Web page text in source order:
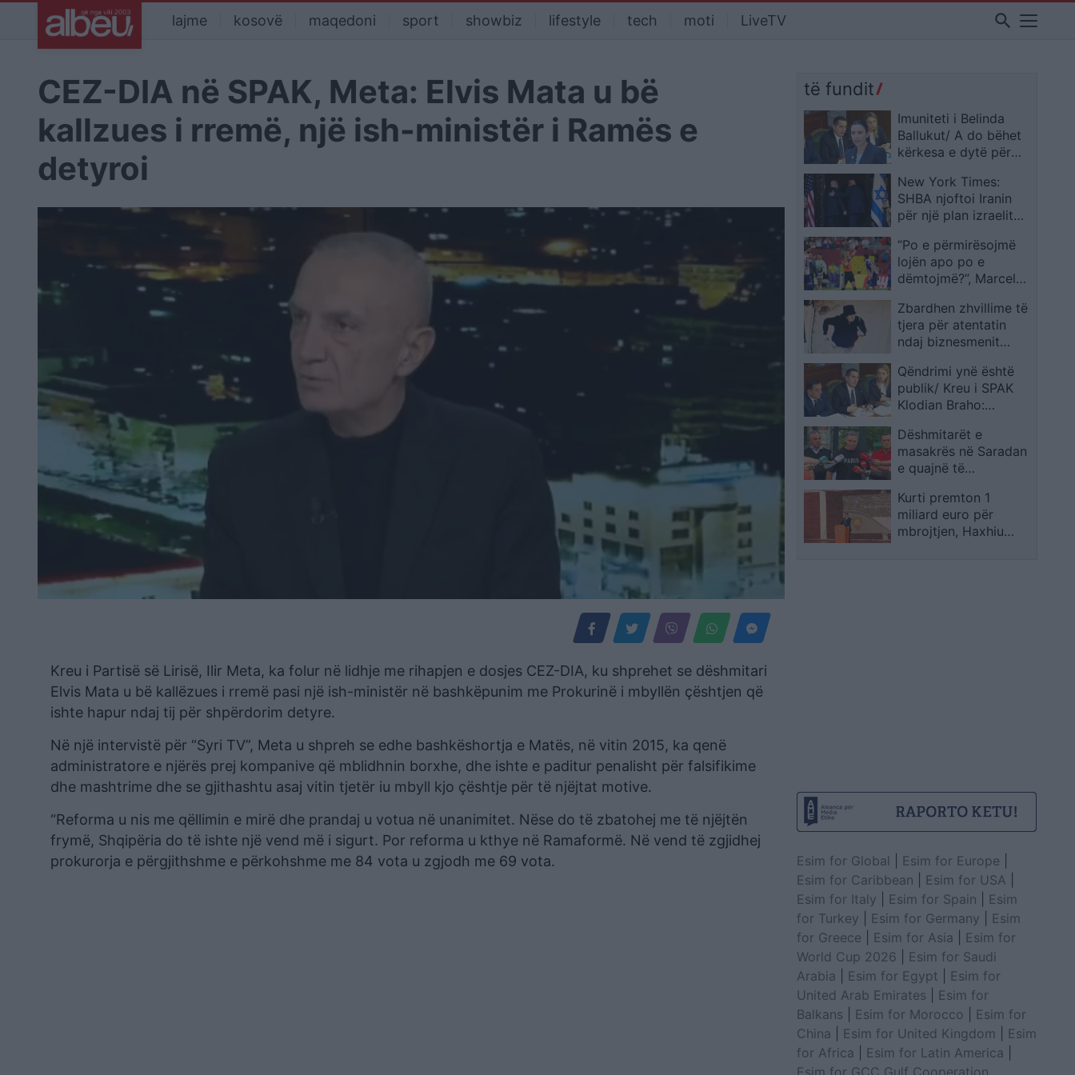
lajme kosovë maqedoni sport showbiz lifestyle tech moti LiveTV search
CEZ-DIA në SPAK, Meta: Elvis Mata u bë
kallzues i rremë, një ish-ministër i Ramës e
detyroi
Kreu i Partisë së Lirisë, Ilir Meta, ka folur në lidhje me rihapjen e dosjes CEZ-DIA, ku shprehet se dëshmitari
Elvis Mata u bë kallëzues i rremë pasi një ish-ministër në bashkëpunim me Prokurinë i mbyllën çështjen që
ishte hapur ndaj tij për shpërdorim detyre.
Në një intervistë për “Syri TV”, Meta u shpreh se edhe bashkëshortja e Matës, në vitin 2015, ka qenë
administratore e njërës prej kompanive që mblidhnin borxhe, dhe ishte e paditur penalisht për falsifikime
dhe mashtrime dhe se gjithashtu asaj vitin tjetër iu mbyll kjo çështje për të njëjtat motive.
“Reforma u nis me qëllimin e mirë dhe prandaj u votua në unanimitet. Nëse do të zbatohej me të njëjtën
frymë, Shqipëria do të ishte një vend më i sigurt. Por reforma u kthye në Ramaformë. Në vend të zgjidhej
prokurorja e përgjithshme e përkohshme me 84 vota u zgjodh me 69 vota.
të fundit
Imuniteti i Belinda
Ballukut/ A do bëhet
kërkesa e dytë për
kreu i SPAK para
deputeteve: Ka
shkelje të ligjeve,
s’mund të them si do
jetë vendimmarrja,
por…
New York Times:
SHBA njoftoi Iranin
për një plan izraelit
iranianë
“Po e përmirësojmë
lojën apo po e
dëmtojmë?”, Marcelo
teknologjinë që
sinjalizon edhe
‘lidhëset e këpucëve
pozicion jashtë loje
Zbardhen zhvillime të
tjera për atentatin
ndaj biznesmenit
identifikohet e
dyshuara kryesore,
një grua rreth 30 vjeç;
arrestim
Qëndrimi ynë është
publik/ Kreu i SPAK
Klodian Braho:
sigurimi dëmton një
hetim, mendoj se
Balluku s’duhet të ketë
Dëshmitarët e
masakrës në Saradan
e quajnë të
dënimin me 12 vjet
burg për Ekrem
Bajroviqin
Kurti premton 1
miliard euro për
mbrojtjen, Haxhiu
Esim for Global Esim for Europe
Esim for Caribbean
Esim for USA
Esim for Italy
Esim for Spain
Esim
for Turkey
Esim for Germany
Esim
for Greece
Esim for Asia
Esim for
World Cup 2026
Esim for Saudi
Arabia
Esim for Egypt
Esim for
United Arab Emirates
Esim for
Balkans
Esim for Morocco
Esim for
China
Esim for United Kingdom
Esim
for Africa
Esim for Latin America
Esim for GCC Gulf Cooperation